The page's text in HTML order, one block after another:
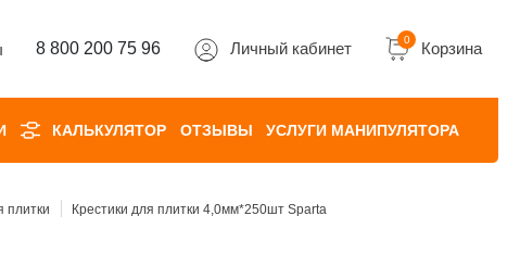
8 800 200 75 96 Личный кабинет 0 Корзина
КАЛЬКУЛЯТОР ОТЗЫВЫ УСЛУГИ МАНИПУЛЯТОРА
плитки Крестики для плитки 4,0мм*250шт Sparta